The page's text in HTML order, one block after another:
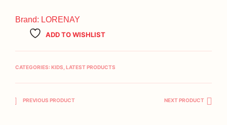
Brand: LORENAY
ADD TO WISHLIST
CATEGORIES: KIDS LATEST PRODUCTS
PREVIOUS PRODUCT NEXT PRODUCT